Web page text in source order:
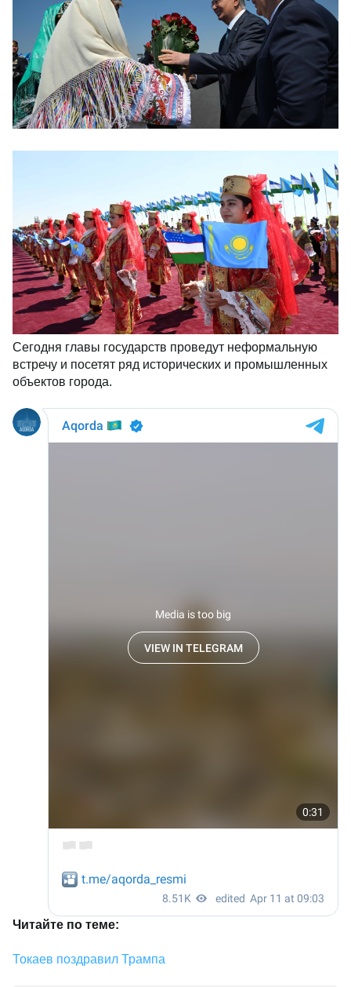
Сегодня главы государств проведут неформальную
встречу и посетят ряд исторических и промышленных
объектов города.
Читайте по теме:
Токаев поздравил Трампа